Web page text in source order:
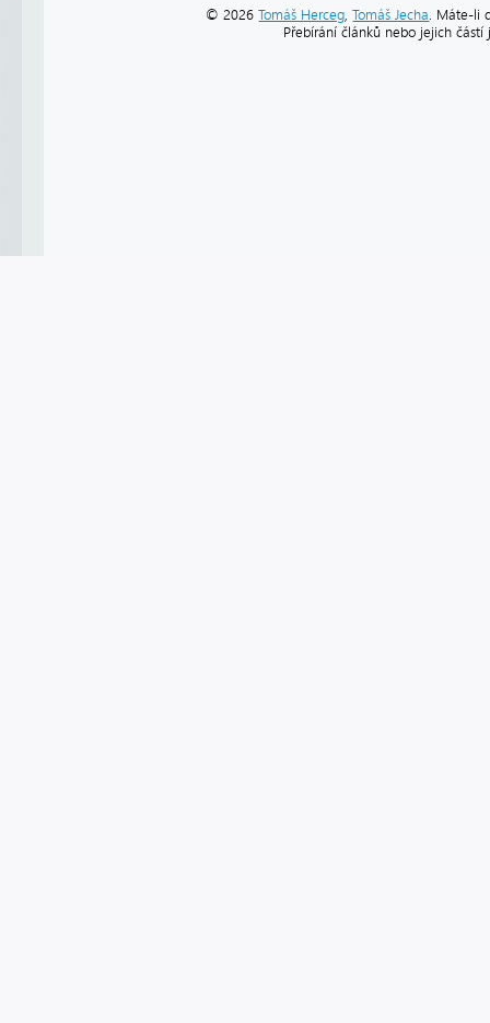
© 2026Tomáš Herceg ,Tomáš Jecha . Máte-li
Přebírání článků nebo jejich